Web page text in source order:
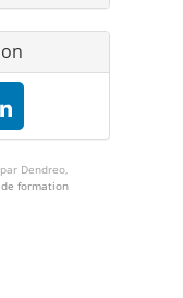
Dendreo,
formation